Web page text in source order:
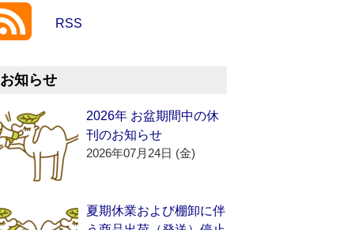
RSS
お知らせ
2026年 お盆期間中の休
刊のお知らせ
2026年07月24日 (金)
夏期休業および棚卸に伴